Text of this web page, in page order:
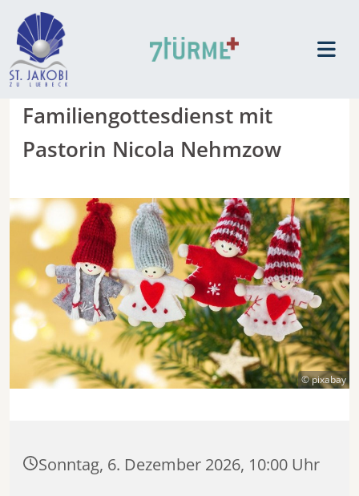
Familiengottesdienst mit
Pastorin Nicola Nehmzow
© pixabay
Sonntag, 6. Dezember 2026, 10:00 Uhr